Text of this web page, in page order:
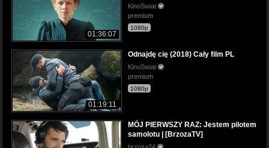
01:36:07
KinoSwiat
premium
1080p
01:19:11
Odnajdę cię (2018) Cały film PL
KinoSwiat
premium
1080p
MÓJ PIERWSZY RAZ: Jestem pilotem
samolotu | [BrzozaTV]